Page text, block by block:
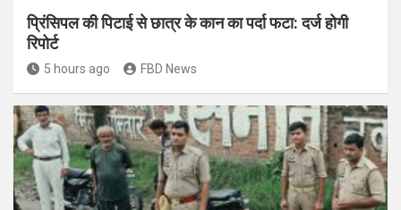
प्रिंसिपल की पिटाई से छात्र के कान का पर्दा फटा: दर्ज होगी
रिपोर्ट
5 hours ago FBD News